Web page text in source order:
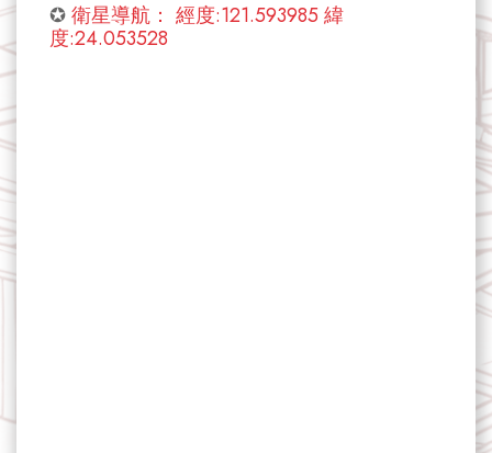
✪衛星導航： 經度:121.593985 緯
度:24.053528